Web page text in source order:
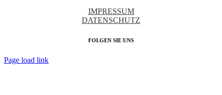
IMPRESSUM
DATENSCHUTZ
FOLGEN SIE UNS
Page load link